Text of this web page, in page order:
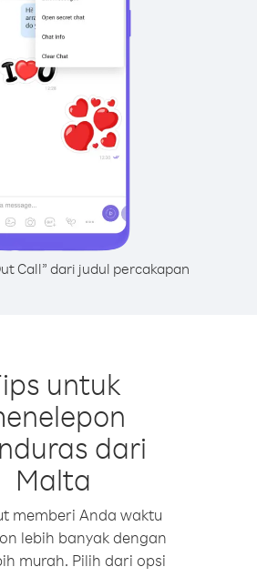
Call” dari judul percakapan
untuk
dari
Malta
memberi Anda waktu
lebih banyak dengan
murah. Pilih dari opsi